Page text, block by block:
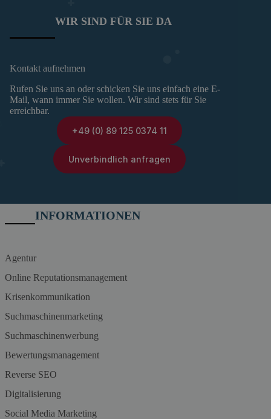
WIR SIND FÜR SIE DA
Kontakt aufnehmen
Rufen Sie uns an oder schicken Sie uns einfach eine E-
Mail, wann immer Sie wollen. Wir sind stets für Sie
erreichbar.
+49 (0) 89 125 0374 11
Unverbindlich anfragen
INFORMATIONEN
Agentur
Online Reputationsmanagement
Krisenkommunikation
Suchmaschinenmarketing
Suchmaschinenwerbung
Bewertungsmanagement
Reverse SEO
Digitalisierung
Social Media Marketing